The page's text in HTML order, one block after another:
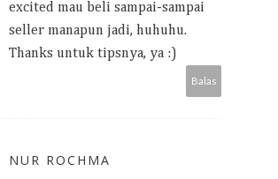
excited mau beli sampai-sampai
seller manapun jadi, huhuhu.
Thanks untuk tipsnya, ya :)
Balas
NUR ROCHMA